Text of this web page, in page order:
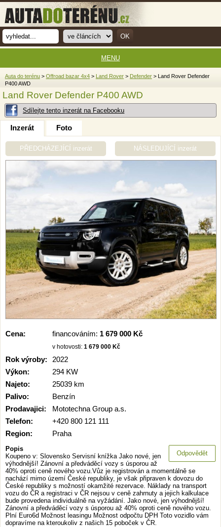
Auta do terénu > Offroad bazar 4x4 > Land Rover > Defender > Land Rover Defender
P400 AWD
Land Rover Defender P400 AWD
Sdílejte tento inzerát na Facebooku
Inzerát Foto
PŘEDCHÁZEJÍCÍ inzerát NÁSLEDUJÍCÍ inzerát
Cena: financováním: 1 679 000 Kč
v hotovosti: 1 679 000 Kč
Rok výroby:
2022
Výkon:
294 KW
Najeto:
25039 km
Palivo:
Benzín
Prodavajici:
Mototechna Group a.s.
Telefon:
+420 800 121 111
Region:
Praha
Odpovědět
Popis
Koupeno v: Slovensko Servisní knížka Jako nové, jen
výhodnější! Zánovní a předváděcí vozy s úsporou až
40% oproti ceně nového vozu.Vůz je registrován a momentálně se
nachází mimo území České republiky, je však připraven k dovozu do
České republiky s možností okamžité rezervace. Náklady na transport
vozu do ČR a registraci v ČR nejsou v ceně zahrnuty a jejich kalkulace
bude provedena individuálně na vyžádání. Jako nové, jen výhodnější!
Zánovní a předváděcí vozy s úsporou až 40% oproti ceně nového vozu.
Plní Euro6d Možnost leasingu Možnost odpočtu DPH Toto vozidlo vám
dopravíme na kteroukoliv z našich 15 poboček v ČR.
MENU